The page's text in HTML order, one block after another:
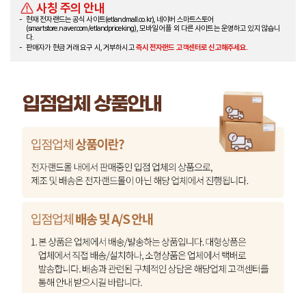
사칭 주의 안내
현재 전자랜드는 공식 사이트(etlandmall.co.kr), 네이버 스마트스토어
(smartstore.naver.com/etlandpriceking), 모바일 어플 외 다른 사이트는 운영하고 있지 않습니
다.
판매자가 현금 거래 요구 시, 거부하시고즉시 전자랜드 고객센터로 신고해주세요.